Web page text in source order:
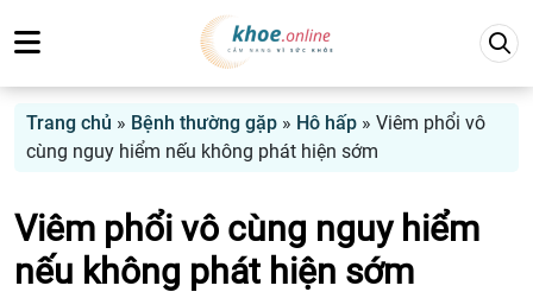
Trang chủ » Bệnh thường gặp » Hô hấp » Viêm phổi vô
cùng nguy hiểm nếu không phát hiện sớm
Viêm phổi vô cùng nguy hiểm
nếu không phát hiện sớm